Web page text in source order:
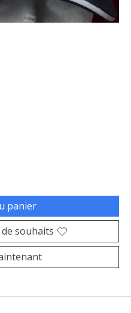
panier
souhaits